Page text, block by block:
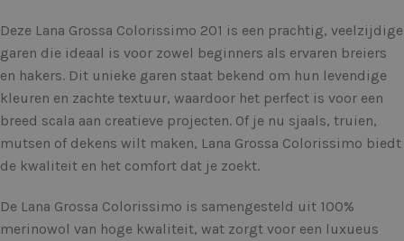
Deze Lana Grossa Colorissimo 201 is een prachtig, veelzijdige
garen die ideaal is voor zowel beginners als ervaren breiers
en hakers. Dit unieke garen staat bekend om hun levendige
kleuren en zachte textuur, waardoor het perfect is voor een
breed scala aan creatieve projecten. Of je nu sjaals, truien,
mutsen of dekens wilt maken, Lana Grossa Colorissimo biedt
de kwaliteit en het comfort dat je zoekt.
De Lana Grossa Colorissimo is samengesteld uit 100%
merinowol van hoge kwaliteit, wat zorgt voor een luxueus